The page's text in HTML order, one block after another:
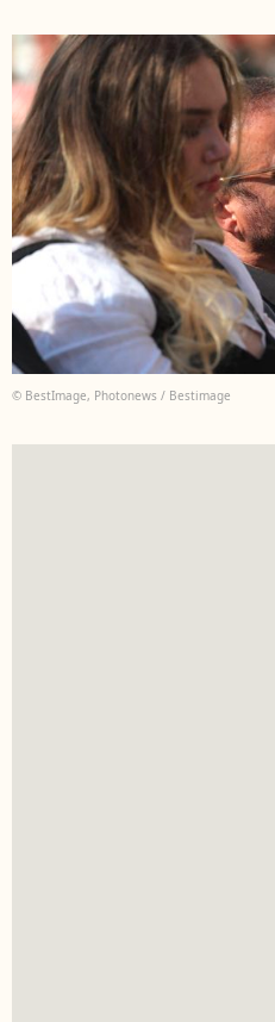
© BestImage, Photonews / Bestimage